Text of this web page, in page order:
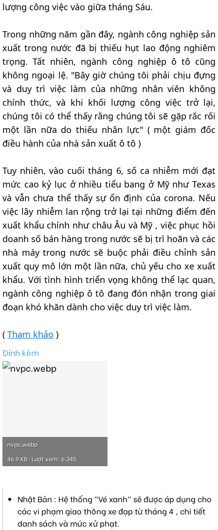
lượng công việc vào giữa tháng Sáu.
Trong những năm gần đây, ngành công nghiệp sản
xuất trong nước đã bị thiếu hụt lao động nghiêm
trọng. Tất nhiên, ngành công nghiệp ô tô cũng
không ngoại lệ. "Bây giờ chúng tôi phải chịu đựng
và duy trì việc làm của những nhân viên không
chính thức, và khi khối lượng công việc trở lại,
chúng tôi có thể thấy rằng chúng tôi sẽ gặp rắc rối
một lần nữa do thiếu nhân lực" ( một giám đốc
điều hành của nhà sản xuất ô tô )
Tuy nhiên, vào cuối tháng 6, số ca nhiễm mới đạt
mức cao kỷ lục ở nhiều tiểu bang ở Mỹ như Texas
và vẫn chưa thể thấy sự ổn định của corona. Nếu
việc lây nhiễm lan rộng trở lại tại những điểm đến
xuất khẩu chính như châu Âu và Mỹ , việc phục hồi
doanh số bán hàng trong nước sẽ bị trì hoãn và các
nhà máy trong nước sẽ buộc phải điều chỉnh sản
xuất quy mô lớn một lần nữa, chủ yếu cho xe xuất
khẩu. Với tình hình triển vọng không thể lạc quan,
ngành công nghiệp ô tô đang đón nhận trong giai
đoạn khó khăn dành cho việc duy trì việc làm.
( Tham khảo )
Đính kèm
nvpc.webp
46.9 KB · Lượt xem: 6,345
Nhật Bản : Hệ thống "Vé xanh" sẽ được áp dụng cho
các vi phạm giao thông xe đạp từ tháng 4 , chi tiết
danh sách và mức xử phạt.